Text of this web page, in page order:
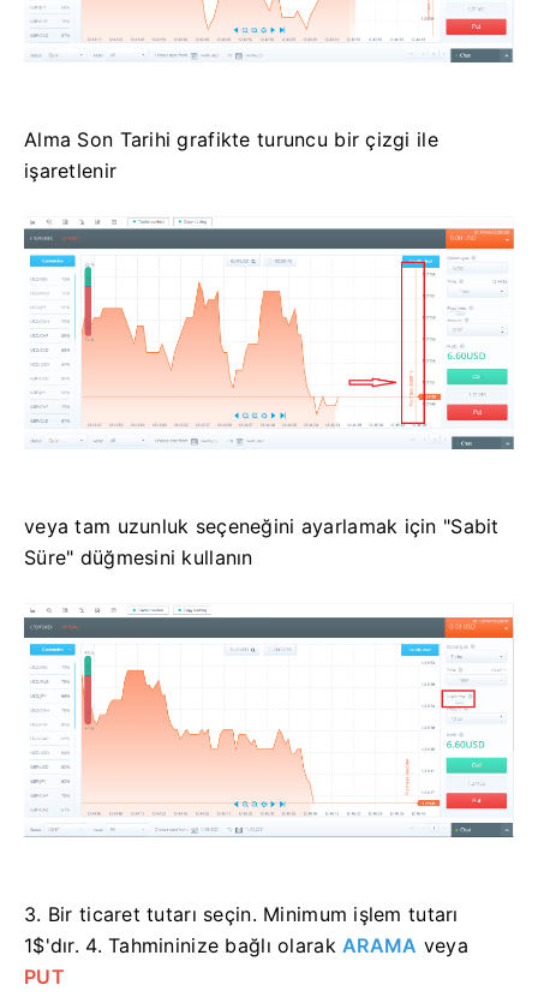
Alma Son Tarihi grafikte turuncu bir çizgi ile
işaretlenir
veya tam uzunluk seçeneğini ayarlamak için "Sabit
Süre" düğmesini kullanın
3. Bir ticaret tutarı seçin. Minimum işlem tutarı
1$'dır. 4. Tahmininize bağlı olarakARAMA veya
PUT